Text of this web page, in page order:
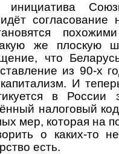
согласование
же плоскую
что
из 90-х
И
в России
налоговый
мер, которая на
о каких-то
есть.